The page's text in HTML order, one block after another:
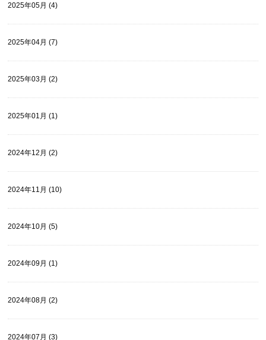
2025年05月 (4)
2025年04月 (7)
2025年03月 (2)
2025年01月 (1)
2024年12月 (2)
2024年11月 (10)
2024年10月 (5)
2024年09月 (1)
2024年08月 (2)
2024年07月 (3)